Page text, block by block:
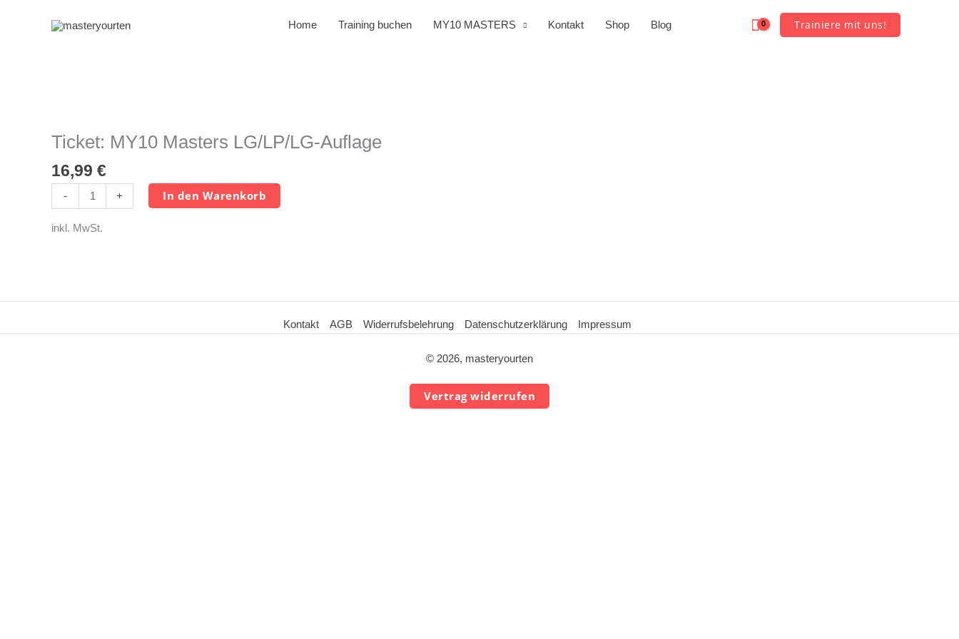
Home Training buchen MY10 MASTERS Kontakt Shop Blog Trainiere mit uns!
Ticket: MY10 Masters LG/LP/LG-Auflage
16,99 €
-
Masters
LG/LP/LG-
Auflage
Menge
+ In den Warenkorb
inkl. MwSt.
Kontakt AGB Widerrufsbelehrung Datenschutzerklärung Impressum
© 2026, masteryourten
Vertrag widerrufen